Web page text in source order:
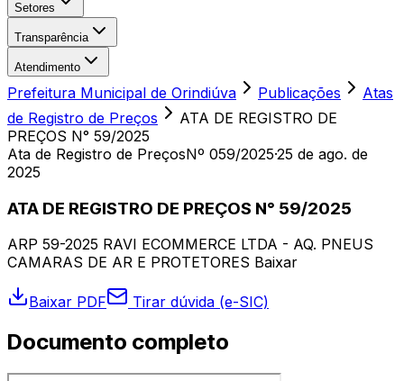
Setores
Transparência
Atendimento
Prefeitura Municipal de Orindiúva Publicações
Atas
de Registro de Preços
ATA DE REGISTRO DE
PREÇOS N° 59/2025
Ata de Registro de PreçosNº 059/2025·25 de ago. de
2025
ATA DE REGISTRO DE PREÇOS N° 59/2025
ARP 59-2025 RAVI ECOMMERCE LTDA - AQ. PNEUS
CAMARAS DE AR E PROTETORES Baixar
Baixar PDF Tirar dúvida (e-SIC)
Documento completo